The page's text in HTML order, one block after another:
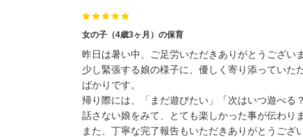
女の子（4歳3ヶ月）の保育
昨日は暑い中、ご足労いただきありがとうござい
少し緊張する娘の様子に、優しく寄り添っていた
ばかりです。
帰り際には、「まだ遊びたい」「次はいつ遊べる
話さない娘をみて、とても楽しかった事が伝わり
また、丁寧な完了報告もいただきありがとうござ